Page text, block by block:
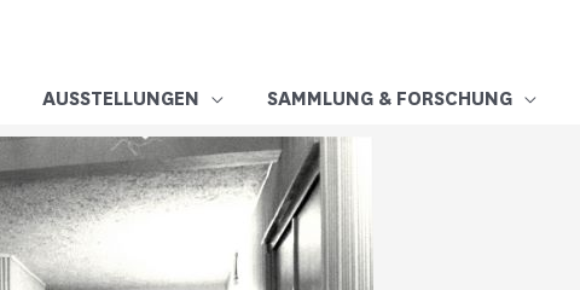
AUSSTELLUNGEN SAMMLUNG & FORSCHUNG